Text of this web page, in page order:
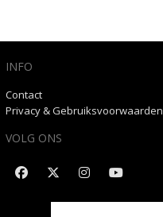
INFO
Contact
Privacy & Gebruiksvoorwaarden
VOLG ONS